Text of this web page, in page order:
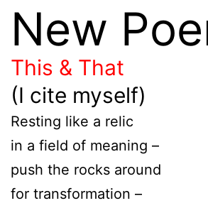
New
This & That
(I cite myself)
Resting like a relic
in a field of meaning –
push the rocks around
for transformation –